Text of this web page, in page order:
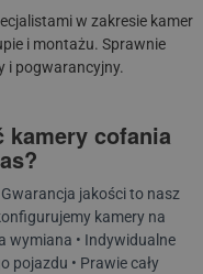
w zakresie kamer
i montażu. Sprawnie
i pogwarancyjny.
kamery cofania
jakości to nasz
kamery na
wymiana • Indywidualne
pojazdu • Prawie cały